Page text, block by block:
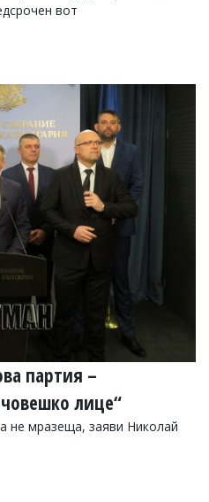
вот
партия –
лице“
мразеща, заяви Николай